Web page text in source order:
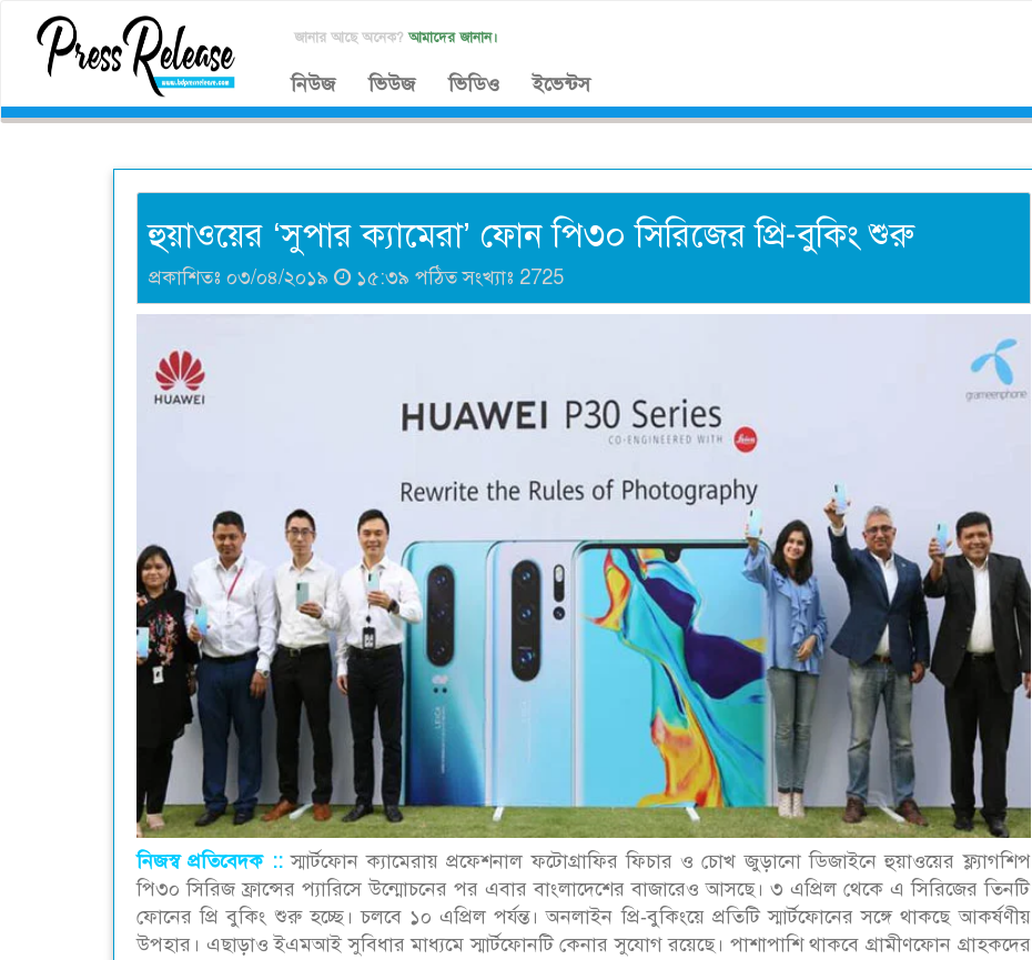
জানার আছে অনেক? আমাদের জানান।
নিউজ ভিউজ ভিডিও ইভেন্টস
হুয়াওয়ের ‘সুপার ক্যামেরা’ ফোন পি৩০ সিরিজের প্রি-বুকিং শুরু
প্রকাশিতঃ ০৩/০৪/২০১৯ ১৫:৩৯ পঠিত সংখ্যাঃ 2725
নিজস্ব প্রতিবেদক :: স্মার্টফোন ক্যামেরায় প্রফেশনাল ফটোগ্রাফির ফিচার ও চোখ জুড়ানো ডিজাইনে হুয়াওয়ের ফ্ল্যাগশিপ
পি৩০ সিরিজ ফ্রান্সের প্যারিসে উন্মোচনের পর এবার বাংলাদেশের বাজারেও আসছে। ৩ এপ্রিল থেকে এ সিরিজের তিনটি
ফোনের প্রি বুকিং শুরু হচ্ছে। চলবে ১০ এপ্রিল পর্যন্ত। অনলাইন প্রি-বুকিংয়ে প্রতিটি স্মার্টফোনের সঙ্গে থাকছে আকর্ষণীয়
উপহার। এছাড়াও ইএমআই সুবিধার মাধ্যমে স্মার্টফোনটি কেনার সুযোগ রয়েছে। পাশাপাশি থাকবে গ্রামীণফোন গ্রাহকদের